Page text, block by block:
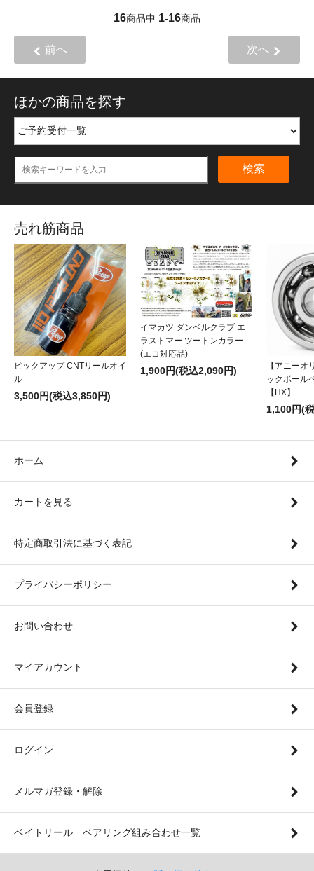
16商品中 1-16商品
前へ 次へ
ほかの商品を探す
検索
売れ筋商品
ピックアップ CNTリールオイ
ル
3,500円(税込3,850円)
イマカツ ダンベルクラブ エ
ラストマー ツートンカラー
(エコ対応品)
1,900円(税込2,090円)
【アニーオ
ックボール
【HX】
1,100円(
ホーム
カートを見る
特定商取引法に基づく表記
プライバシーポリシー
お問い合わせ
マイアカウント
会員登録
ログイン
メルマガ登録・解除
ベイトリール ベアリング組み合わせ一覧